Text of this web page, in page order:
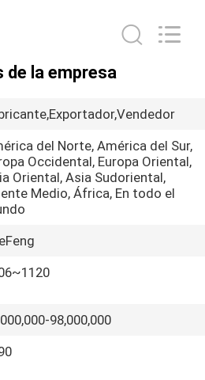
de la empresa
del Norte, América del Sur,
Occidental, Europa Oriental,
Oriental, Asia Sudoriental,
Medio, África, En todo el
98,000,000